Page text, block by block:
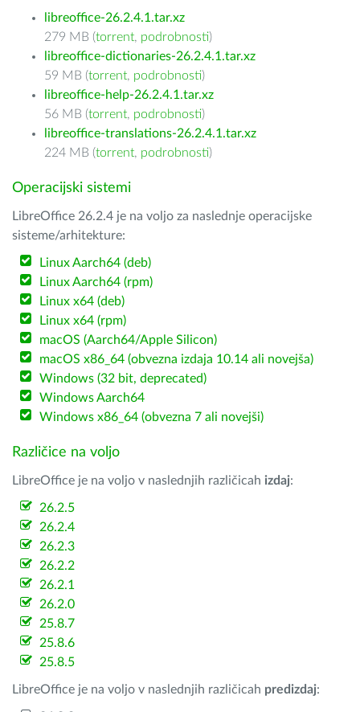
libreoffice-26.2.4.1.tar.xz
279 MB (torrent, podrobnosti)
libreoffice-dictionaries-26.2.4.1.tar.xz
59 MB (torrent, podrobnosti)
libreoffice-help-26.2.4.1.tar.xz
56 MB (torrent, podrobnosti)
libreoffice-translations-26.2.4.1.tar.xz
224 MB (torrent, podrobnosti)
Operacijski sistemi
LibreOffice 26.2.4 je na voljo za naslednje operacijske
sisteme/arhitekture:
Linux Aarch64 (deb)
Linux Aarch64 (rpm)
Linux x64 (deb)
Linux x64 (rpm)
macOS (Aarch64/Apple Silicon)
macOS x86_64 (obvezna izdaja 10.14 ali novejša)
Windows (32 bit, deprecated)
Windows Aarch64
Windows x86_64 (obvezna 7 ali novejši)
Različice na voljo
LibreOffice je na voljo v naslednjih različicah izdaj:
26.2.5
26.2.4
26.2.3
26.2.2
26.2.1
26.2.0
25.8.7
25.8.6
25.8.5
LibreOffice je na voljo v naslednjih različicah predizdaj: